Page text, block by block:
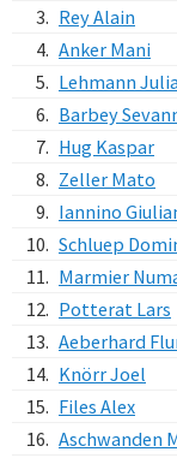
3. Rey Alain
4. Anker Mani
5. Lehmann
6. Barbey
7. Hug Kaspar
8. Zeller Mato
9. Iannino
10. Schluep
11. Marmier
12. Potterat Lars
13. Aeberhard
14. Knörr Joel
15. Files Alex
16. Aschwanden